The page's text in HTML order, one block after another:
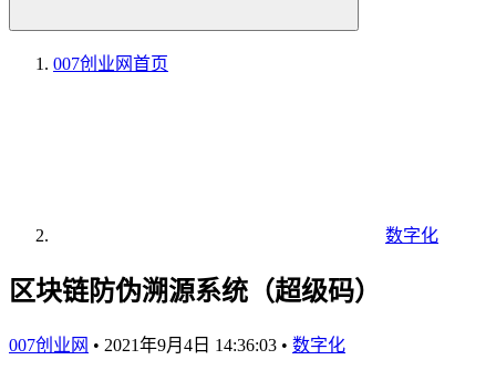
007创业网首页
数字化
区块链防伪溯源系统（超级码）
007创业网 • 2021年9月4日 14:36:03 • 数字化